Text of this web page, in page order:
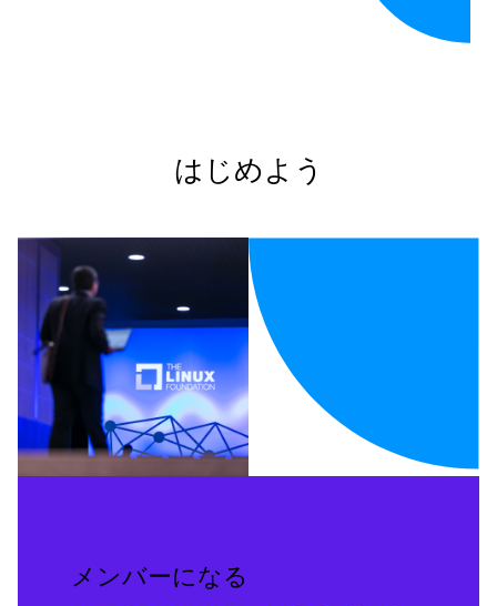
はじめよう
メンバーになる